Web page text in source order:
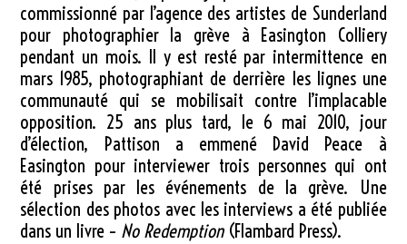
commissionné par l’agence des artistes de Sunderland
pour photographier la grève à Easington Colliery
pendant un mois. Il y est resté par intermittence en
mars 1985, photographiant de derrière les lignes une
communauté qui se mobilisait contre l’implacable
opposition. 25 ans plus tard, le 6 mai 2010, jour
d’élection, Pattison a emmené David Peace à
Easington pour interviewer trois personnes qui ont
été prises par les événements de la grève. Une
sélection des photos avec les interviews a été publiée
dans un livre – No Redemption(Flambard Press).